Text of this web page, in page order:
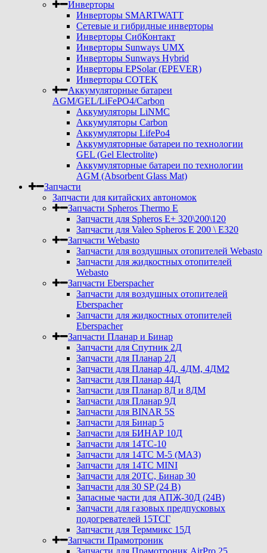
Инверторы
Инверторы SMARTWATT
Сетевые и гибридные инверторы
Инверторы СибКонтакт
Инверторы Sunways UMX
Инверторы Sunways Hybrid
Инверторы EPSolar (EPEVER)
Инверторы COTEK
Аккумуляторные батареи
AGM/GEL/LiFePO4/Carbon
Аккумуляторы LiNMC
Аккумуляторы Carbon
Аккумуляторы LifePo4
Аккумуляторные батареи по технологии
GEL (Gel Electrolite)
Аккумуляторные батареи по технологии
AGM (Absorbent Glass Mat)
Запчасти
Запчасти для китайских автономок
Запчасти Spheros Thermo E
Запчасти для Spheros E+ 320\200\120
Запчасти для Valeo Spheros E 200 \ E320
Запчасти Webasto
Запчасти для воздушных отопителей Webasto
Запчасти для жидкостных отопителей
Webasto
Запчасти Eberspacher
Запчасти для воздушных отопителей
Eberspacher
Запчасти для жидкостных отопителей
Eberspacher
Запчасти Планар и Бинар
Запчасти для Спутник 2Д
Запчасти для Планар 2Д
Запчасти для Планар 4Д, 4ДМ, 4ДМ2
Запчасти для Планар 44Д
Запчасти для Планар 8Д и 8ДМ
Запчасти для Планар 9Д
Запчасти для BINAR 5S
Запчасти для Бинар 5
Запчасти для БИНАР 10Д
Запчасти для 14ТС-10
Запчасти для 14ТС М-5 (МАЗ)
Запчасти для 14ТС MINI
Запчасти для 20ТС, Бинар 30
Запчасти для 30 SP (24 В)
Запасные части для АПЖ-30Д (24В)
Запчасти для газовых предпусковых
подогревателей 15ТСГ
Запчасти для Терммикс 15Д
Запчасти Прамотроник
Запчасти для Прамотроник AirPro 25